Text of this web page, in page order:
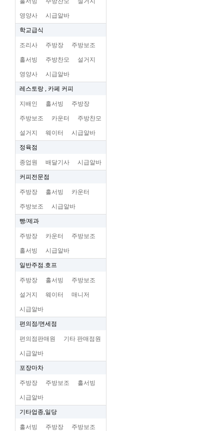
영양사 시급알바
학교급식
조리사 주방장 주방보조
홀서빙 주방찬모 설거지
영양사 시급알바
레스토랑 , 카페 커피
지배인 홀서빙 주방장
주방보조 카운터 주방찬모
설거지 웨이터 시급알바
정육점
종업원 배달기사 시급알바
커피전문점
주방장 홀서빙 카운터
주방보조 시급알바
빵/제과
주방장 카운터 주방보조
홀서빙 시급알바
일반주점.호프
주방장 홀서빙 주방보조
설거지 웨이터 매니저
시급알바
편의점/면세점
편의점판매원 기타 판매점원
시급알바
포장마차
주방장 주방보조 홀서빙
시급알바
기타업종,일당
홀서빙 주방장 주방보조